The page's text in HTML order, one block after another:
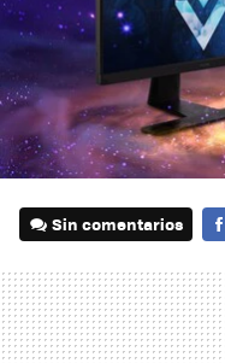
Sin comentarios